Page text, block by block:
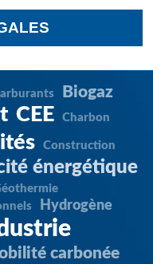
Biogaz
CEE Charbon
Construction
énergétique
Hydrogène
carbonée